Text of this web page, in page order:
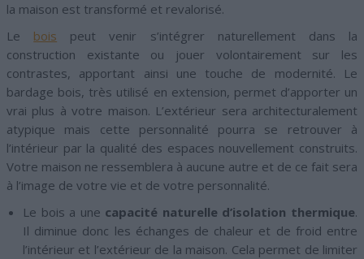
la maison est transformé et revalorisé.
Le bois peut venir s’intégrer naturellement dans la
construction existante ou jouer volontairement sur les
contrastes, apportant ainsi une touche de modernité. Le
bardage bois, très utilisé en extension, permet d’apporter un
vrai plus à votre maison. L’extérieur sera architecturalement
atypique mais cette personnalité pourra se retrouver à
l’intérieur par la qualité des espaces nouvellement construits.
Votre maison ne ressemblera à aucune autre et de ce fait sera
à l’image de votre vie et de votre personnalité.
Le bois a une capacité naturelle d’isolation thermique.
Il diminue donc les échanges de chaleur et de froid entre
l’intérieur et l’extérieur de la maison. Cela permet de limiter